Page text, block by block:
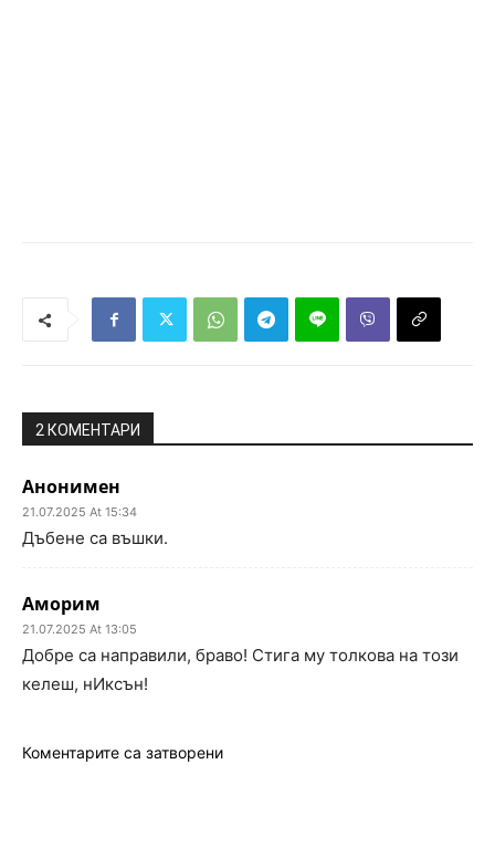
2 КОМЕНТАРИ
Анонимен
21.07.2025 At 15:34
Дъбене са въшки.
Аморим
21.07.2025 At 13:05
Добре са направили, браво! Стига му толкова на този
келеш, нИксън!
Коментарите са затворени